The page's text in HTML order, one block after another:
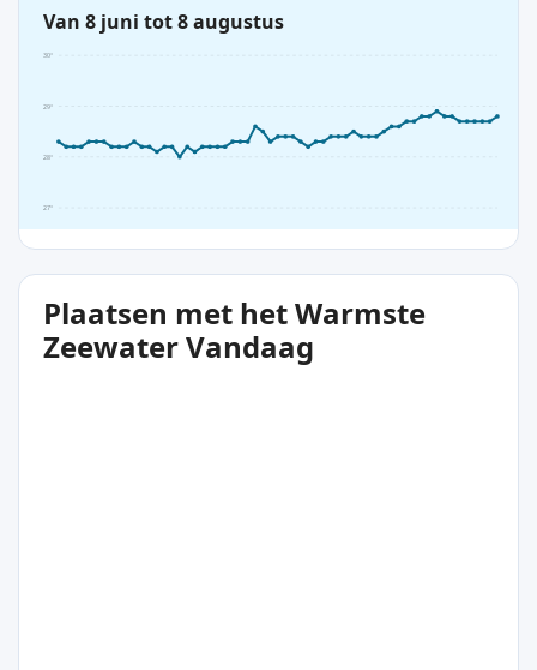
Van 8 juni tot 8 augustus
27°
28°
29°
30°
Plaatsen met het Warmste
Zeewater Vandaag